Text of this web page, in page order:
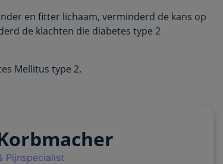
en fitter lichaam, verminderd de kans op
de klachten die diabetes type 2
Mellitus type 2.
Pijnspecialist